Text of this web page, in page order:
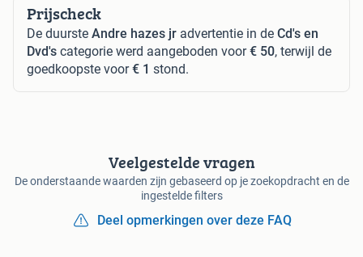
Prijscheck
De duurste Andre hazes jr advertentie in de Cd's en
Dvd's categorie werd aangeboden voor€ 50, terwijl de
goedkoopste voor€ 1 stond.
Veelgestelde vragen
De onderstaande waarden zijn gebaseerd op je zoekopdracht en de
ingestelde filters
Deel opmerkingen over deze FAQ